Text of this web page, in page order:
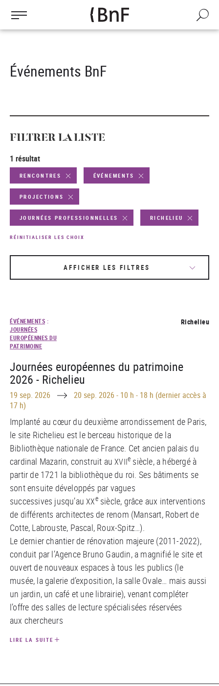
contenu
Recherche
Événements BnF
FILTRER LA LISTE
1 résultat
RENCONTRES ÉVÉNEMENTS
PROJECTIONS
JOURNÉES PROFESSIONNELLES RICHELIEU
RÉINITIALISER LES CHOIX
AFFICHER LES FILTRES
ÉVÉNEMENTS :
JOURNÉES
EUROPÉENNES DU
PATRIMOINE
Richelieu
Journées européennes du patrimoine
2026 - Richelieu
19 sep. 2026 Until 20 sep. 2026 - 10 h - 18 h (dernier accès à
17 h)
Implanté au cœur du deuxième arrondissement de Paris,
le site Richelieu est le berceau historique de la
Bibliothèque nationale de France. Cet ancien palais du
cardinal Mazarin, construit auXVIIe siècle, a hébergé à
partir de 1721 la bibliothèque du roi. Ses bâtiments se
sont ensuite développés par vagues
successives jusqu’auXXesiècle, grâce aux interventions
de différents architectes de renom (Mansart, Robert de
Cotte, Labrouste, Pascal, Roux-Spitz…).
Le dernier chantier de rénovation majeure (2011-2022),
conduit par l’Agence Bruno Gaudin, a magnifié le site et
ouvert de nouveaux espaces à tous les publics (le
musée, la galerie d’exposition, la salle Ovale… mais aussi
un jardin, un café et une librairie), venant compléter
l’offre des salles de lecture spécialisées réservées
aux chercheurs
LIRE LA SUITE